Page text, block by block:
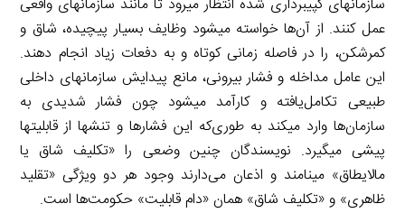
عمل کنند. از آن‌ها خواسته می‎شود وظایف بسیار پیچیده، شاق و
کمرشکن، را در فاصله زمانی کوتاه و به دفعات زیاد انجام دهند.
این عامل مداخله و فشار بیرونی، مانع پیدایش سازمان‎های داخلی
طبیعی تکامل‌یافته و کارآمد می‎شود چون فشار شدیدی به
سازمان‌ها وارد می‎کند به طوری‌که این فشارها و تنش‎ها از قابلیت‎ها
پیشی می‎گیرد. نویسندگان چنین وضعی را «تکلیف شاق یا
مالایطاق» می‎نامند و اذعان می‌دارند وجود هر دو ویژگی «تقلید
ظاهری» و «تکلیف شاق» همان «دام قابلیت» حکومت‌ها است.